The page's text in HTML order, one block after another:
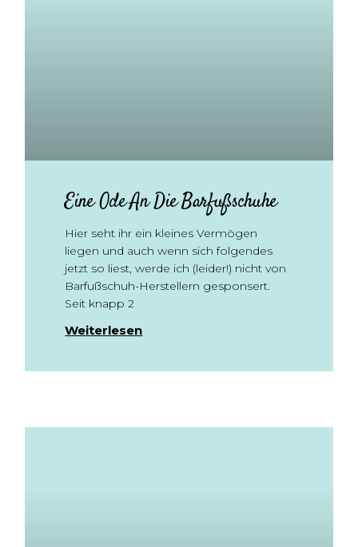
Eine Ode An Die Barfußschuhe
Hier seht ihr ein kleines Vermögen
liegen und auch wenn sich folgendes
jetzt so liest, werde ich (leider!) nicht von
Barfußschuh-Herstellern gesponsert.
Seit knapp 2
Weiterlesen